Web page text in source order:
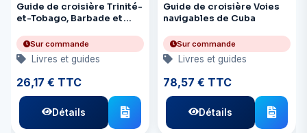
Guide de croisière Trinité-
et-Tobago, Barbade et
Sur commande
Livres et guides
26,17 € TTC
Détails
Guide de croisière Voies
navigables de Cuba
Sur commande
Livres et guides
78,57 € TTC
Détails